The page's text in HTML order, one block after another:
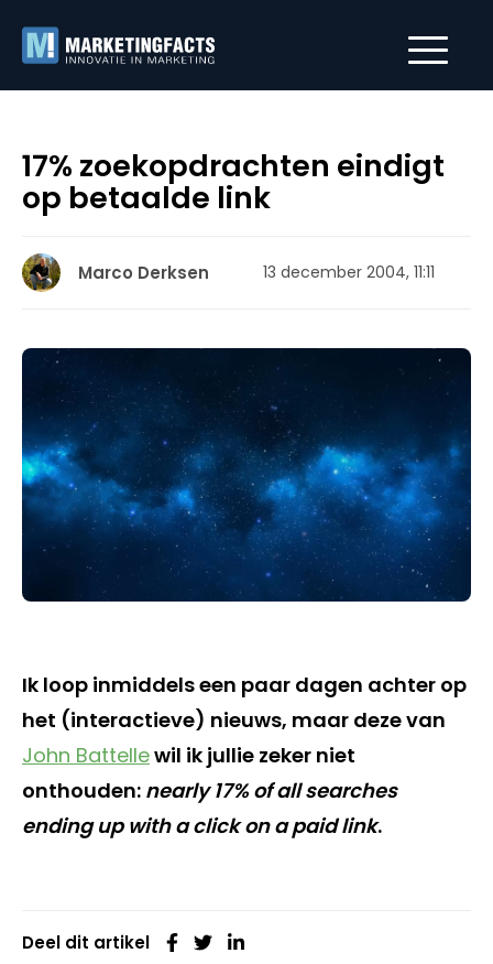
17% zoekopdrachten eindigt
op betaalde link
Marco Derksen 13 december 2004, 11:11
Ik loop inmiddels een paar dagen achter op
het (interactieve) nieuws, maar deze van
John Battellewil ik jullie zeker niet
onthouden: nearly 17% of all searches
ending up with a click on a paid link.
Deel dit artikel